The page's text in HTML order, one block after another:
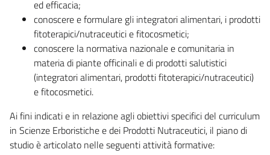
ed efficacia;
conoscere e formulare gli integratori alimentari, i prodotti
fitoterapici/nutraceutici e fitocosmetici;
conoscere la normativa nazionale e comunitaria in
materia di piante officinali e di prodotti salutistici
(integratori alimentari, prodotti fitoterapici/nutraceutici)
e fitocosmetici.
Ai fini indicati e in relazione agli obiettivi specifici del curriculum
in Scienze Erboristiche e dei Prodotti Nutraceutici, il piano di
studio è articolato nelle seguenti attività formative: